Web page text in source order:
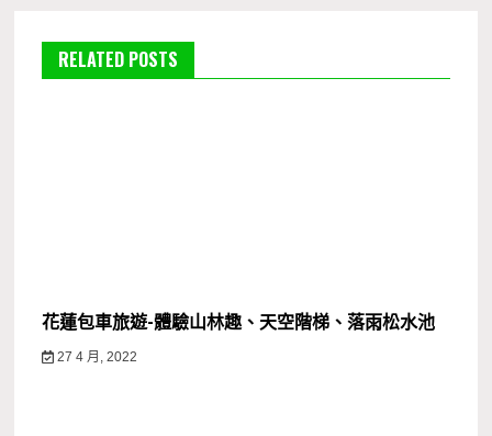
RELATED POSTS
花蓮包車旅遊-體驗山林趣、天空階梯、落雨松水池
27 4 月, 2022